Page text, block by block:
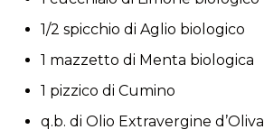
1/2 spicchio di Aglio biologico
1 mazzetto di Menta biologica
1 pizzico di Cumino
q.b. di Olio Extravergine d’Oliva